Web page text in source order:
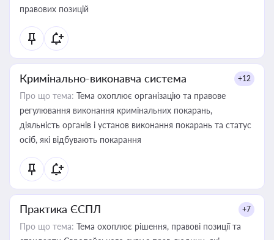
правових позицій
Кримінально-виконавча система +12
Про що тема: Тема охоплює організацію та правове
регулювання виконання кримінальних покарань,
діяльність органів і установ виконання покарань та статус
осіб, які відбувають покарання
Практика ЄСПЛ +7
Про що тема: Тема охоплює рішення, правові позиції та